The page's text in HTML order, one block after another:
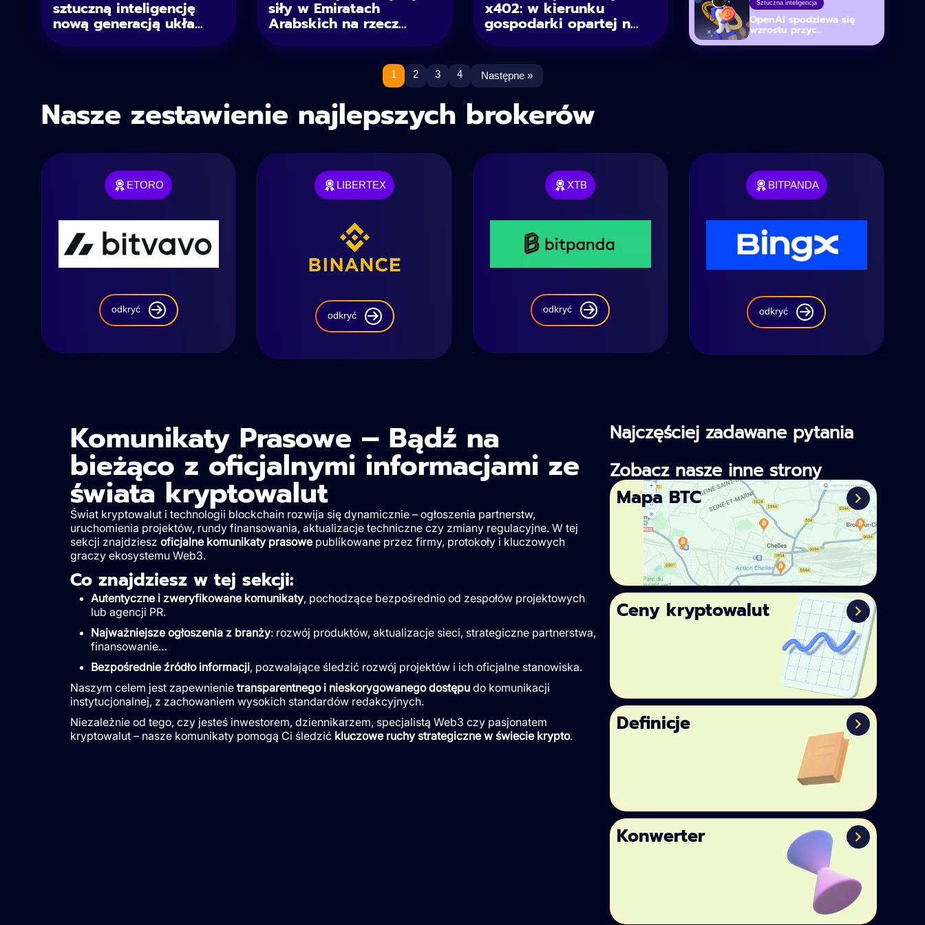
sztuczną inteligencję
nową generacją ukła...
siły w Emiratach
Arabskich na rzecz...
x402: w kierunku
gospodarki opartej n...
Sztuczna inteligencja
OpenAI spodziewa się
wzrostu przyc...
1 2 3 4 Następne »
Nasze zestawienie najlepszych brokerów
ETORO
odkryć
LIBERTEX
odkryć
XTB
odkryć
BITPANDA
odkryć
Komunikaty Prasowe – Bądź na
bieżąco z oficjalnymi informacjami ze
świata kryptowalut
Świat kryptowalut i technologii blockchain rozwija się dynamicznie – ogłoszenia partnerstw,
uruchomienia projektów, rundy finansowania, aktualizacje techniczne czy zmiany regulacyjne. W tej
sekcji znajdziesz oficjalne komunikaty prasowepublikowane przez firmy, protokoły i kluczowych
graczy ekosystemu Web3.
Co znajdziesz w tej sekcji:
Autentyczne i zweryfikowane komunikaty, pochodzące bezpośrednio od zespołów projektowych
lub agencji PR.
Najważniejsze ogłoszenia z branży: rozwój produktów, aktualizacje sieci, strategiczne partnerstwa,
finansowanie…
Bezpośrednie źródło informacji, pozwalające śledzić rozwój projektów i ich oficjalne stanowiska.
Naszym celem jest zapewnienie transparentnego i nieskorygowanego dostępudo komunikacji
instytucjonalnej, z zachowaniem wysokich standardów redakcyjnych.
Niezależnie od tego, czy jesteś inwestorem, dziennikarzem, specjalistą Web3 czy pasjonatem
kryptowalut – nasze komunikaty pomogą Ci śledzić kluczowe ruchy strategiczne w świecie krypto.
Najczęściej zadawane pytania
Zobacz nasze inne strony
Mapa BTC
Ceny kryptowalut
Definicje
Konwerter